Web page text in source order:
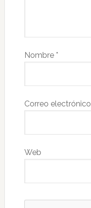
Nombre *
Correo electrónico
Web